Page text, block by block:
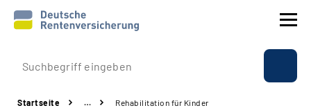
Prävention
Startseite … Rehabilitation für Kinder